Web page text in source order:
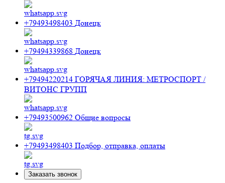
+79493498403 Донецк
+79494339868 Донецк
+79494220214 ГОРЯЧАЯ ЛИНИЯ: МЕТРОСПОРТ /
ВИТОНС ГРУПП
+79493500962 Общие вопросы
+79493498403 Подбор, отправка, оплаты
Заказать звонок